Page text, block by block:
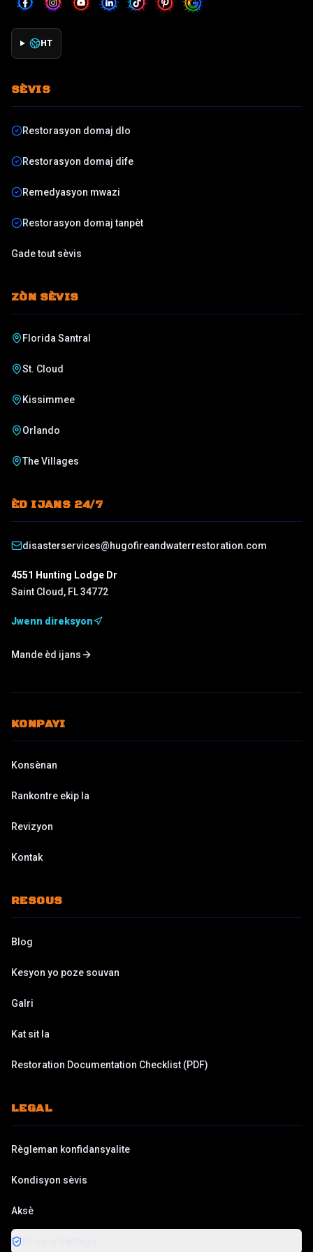
HT
SÈVIS
Restorasyon domaj dlo
Restorasyon domaj dife
Remedyasyon mwazi
Restorasyon domaj tanpèt
Gade tout sèvis
ZÒN SÈVIS
Florida Santral
St. Cloud
Kissimmee
Orlando
The Villages
ÈD IJANS 24/7
disasterservices@hugofireandwaterrestoration.com
4551 Hunting Lodge Dr
Saint Cloud , FL34772
Jwenn direksyon
Mande èd ijans
KONPAYI
Konsènan
Rankontre ekip la
Revizyon
Kontak
RESOUS
Blog
Kesyon yo poze souvan
Galri
Kat sit la
Restoration Documentation Checklist (PDF)
LEGAL
Règleman konfidansyalite
Kondisyon sèvis
Aksè